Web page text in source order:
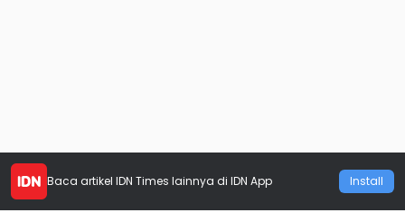
Baca artikel IDN Times lainnya di IDN App Install